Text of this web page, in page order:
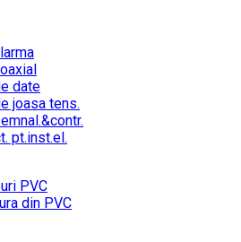
date
joasa tens.
pt.inst.el.
PVC
din PVC